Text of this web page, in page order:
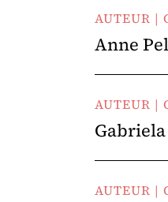
AUTEUR |
Anne
AUTEUR |
AUTEUR |